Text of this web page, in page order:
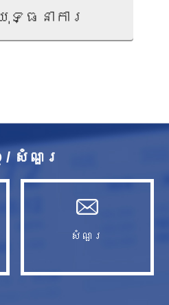
ធនាការ
/ សំណួរ​
សំណួរ​